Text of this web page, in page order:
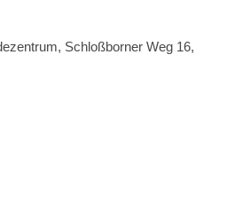
Schloßborner Weg 16,